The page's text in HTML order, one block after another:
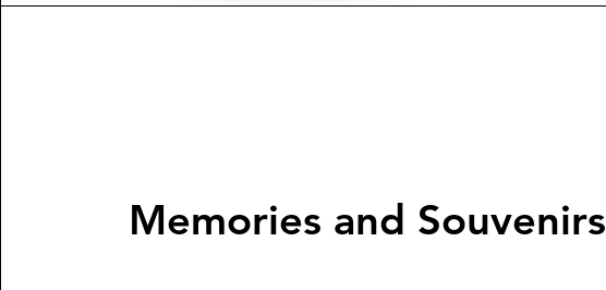
Memories and Souvenirs